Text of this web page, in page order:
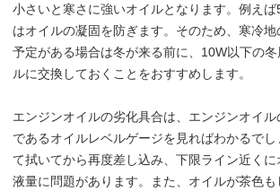
小さいと寒さに強いオイルとなります。例え
はオイルの凝固を防ぎます。そのため、寒冷地
予定がある場合は冬が来る前に、10W以下の
ルに交換しておくことをおすすめします。
エンジンオイルの劣化具合は、エンジンオイ
であるオイルレベルゲージを見ればわかるで
て拭いてから再度差し込み、下限ライン近くに
液量に問題があります。また、オイルが茶色